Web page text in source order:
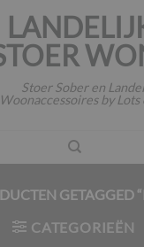
Stoer Sober en
Woonaccessoires by
GETAGGED
CATEGORIEËN